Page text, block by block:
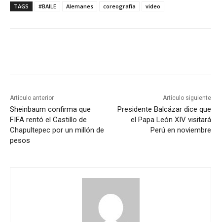
TAGS #BAILE Alemanes coreografía video
Artículo anterior
Sheinbaum confirma que
FIFA rentó el Castillo de
Chapultepec por un millón de
pesos
Artículo siguiente
Presidente Balcázar dice que
el Papa León XIV visitará
Perú en noviembre